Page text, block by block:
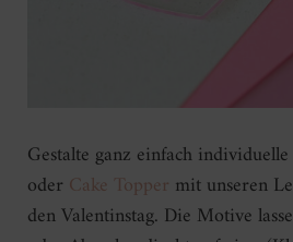
Gestalte ganz einfach individuelle
oder Cake Topper mit unseren
den Valentinstag. Die Motive